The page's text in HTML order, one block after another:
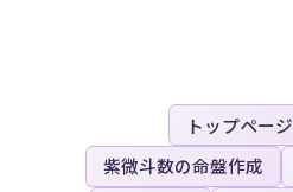
トップページ
紫微斗数の命盤作成